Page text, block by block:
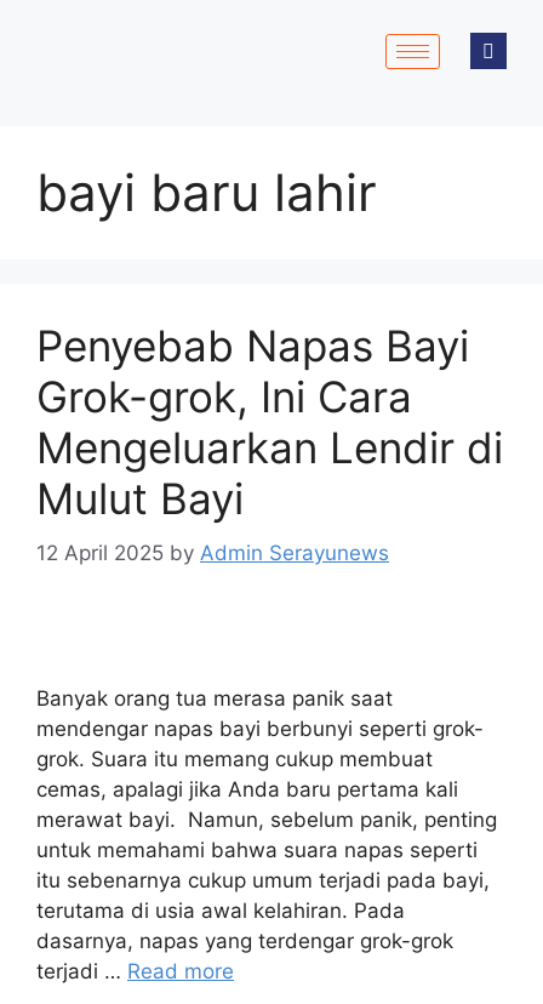
bayi baru lahir
Penyebab Napas Bayi
Grok-grok, Ini Cara
Mengeluarkan Lendir di
Mulut Bayi
12 April 2025 by Admin Serayunews
Banyak orang tua merasa panik saat
mendengar napas bayi berbunyi seperti grok-
grok. Suara itu memang cukup membuat
cemas, apalagi jika Anda baru pertama kali
merawat bayi. Namun, sebelum panik, penting
untuk memahami bahwa suara napas seperti
itu sebenarnya cukup umum terjadi pada bayi,
terutama di usia awal kelahiran. Pada
dasarnya, napas yang terdengar grok-grok
terjadi … Read more